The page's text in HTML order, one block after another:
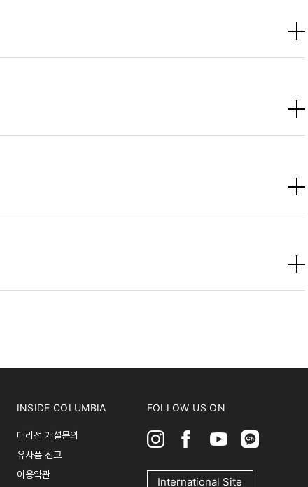
INSIDE COLUMBIA
대리점 개설문의
유사품 신고
이용약관
FOLLOW US ON
International Site